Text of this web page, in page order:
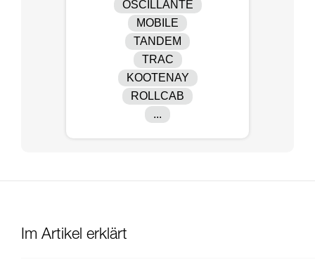
OSCILLANTE
MOBILE
TANDEM
TRAC
KOOTENAY
ROLLCAB
...
Im Artikel erklärt